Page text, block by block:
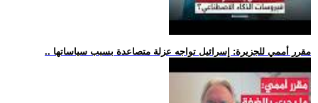
.. مقرر أممي للجزيرة: إسرائيل تواجه عزلة متصاعدة بسبب سياساتها